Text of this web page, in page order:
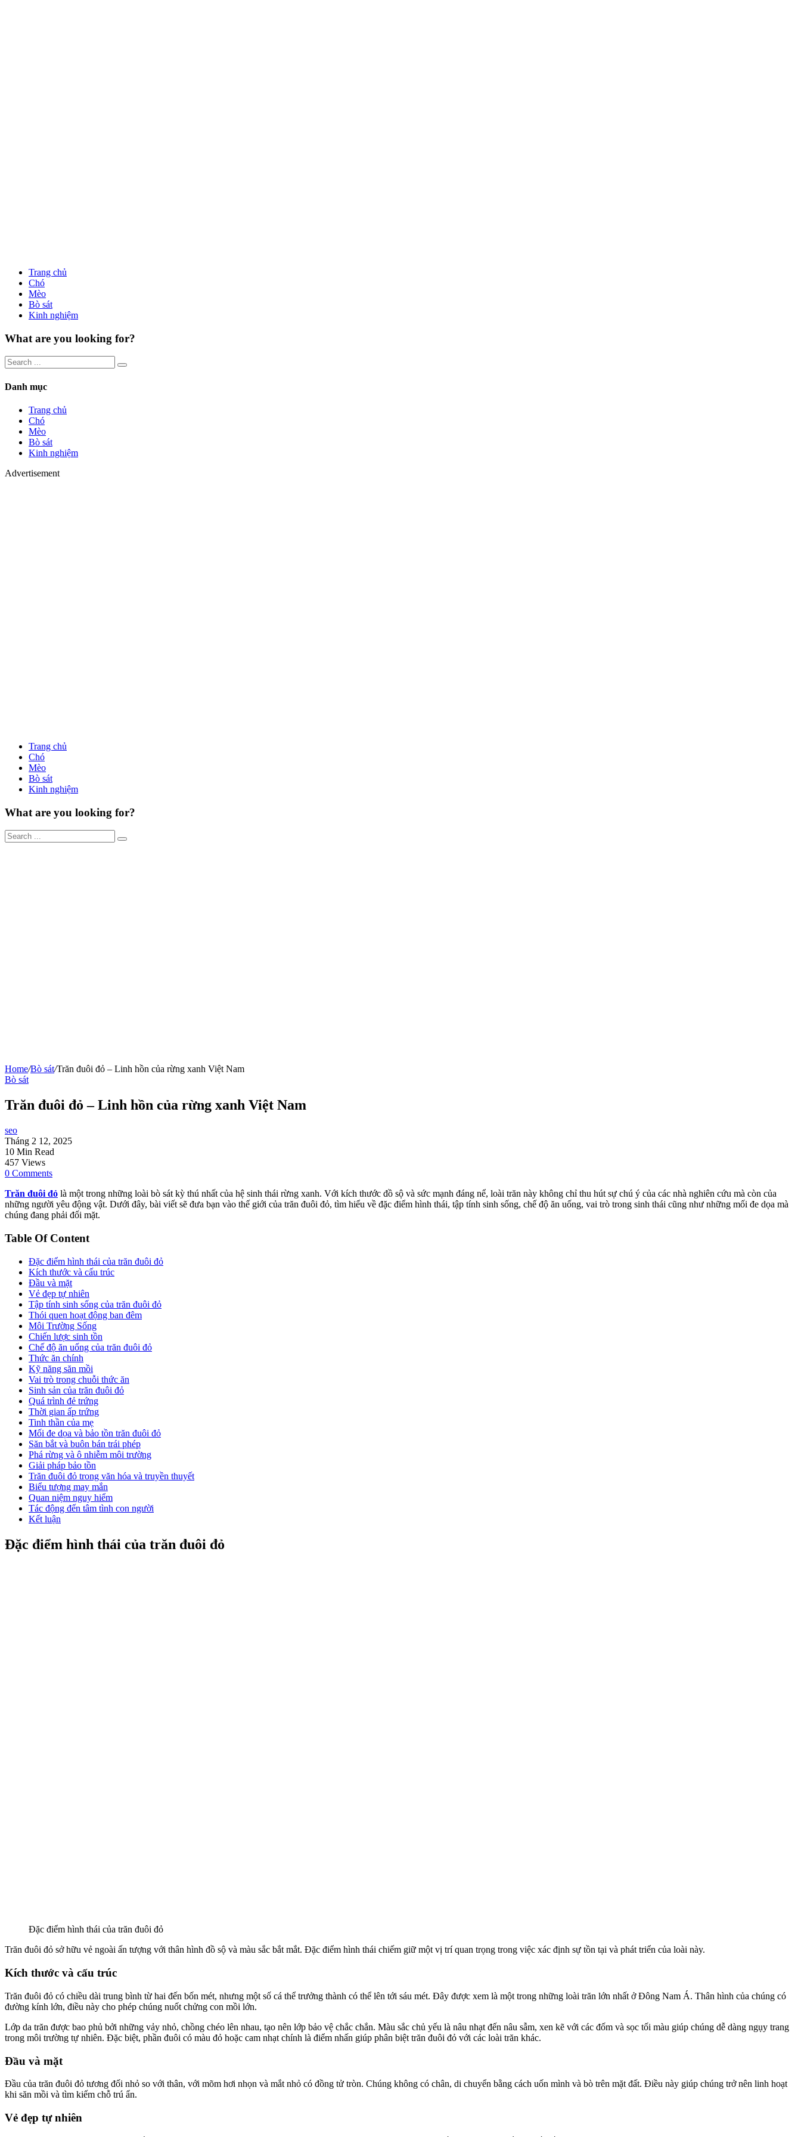
Trang chủ
Chó
Mèo
Bò sát
Kinh nghiệm
What are you looking for?
Danh mục
Trang chủ
Chó
Mèo
Bò sát
Kinh nghiệm
Advertisement
Trang chủ
Chó
Mèo
Bò sát
Kinh nghiệm
What are you looking for?
Home/Bò sát/Trăn đuôi đỏ – Linh hồn của rừng xanh Việt Nam
Bò sát
Trăn đuôi đỏ – Linh hồn của rừng xanh Việt Nam
seo
Tháng 2 12, 2025
10 Min Read
457 Views
0 Comments
Trăn đuôi đỏ là một trong những loài bò sát kỳ thú nhất của hệ sinh thái rừng xanh. Với kích thước đồ sộ và sức mạnh đáng nể, loài trăn này không chỉ thu hút sự chú ý của các nhà nghiên cứu mà còn của
những người yêu động vật. Dưới đây, bài viết sẽ đưa bạn vào thế giới của trăn đuôi đỏ, tìm hiểu về đặc điểm hình thái, tập tính sinh sống, chế độ ăn uống, vai trò trong sinh thái cũng như những mối đe dọa mà
chúng đang phải đối mặt.
Table Of Content
Đặc điểm hình thái của trăn đuôi đỏ
Kích thước và cấu trúc
Đầu và mặt
Vẻ đẹp tự nhiên
Tập tính sinh sống của trăn đuôi đỏ
Thói quen hoạt động ban đêm
Môi Trường Sống
Chiến lược sinh tồn
Chế độ ăn uống của trăn đuôi đỏ
Thức ăn chính
Kỹ năng săn mồi
Vai trò trong chuỗi thức ăn
Sinh sản của trăn đuôi đỏ
Quá trình đẻ trứng
Thời gian ấp trứng
Tinh thần của mẹ
Mối đe dọa và bảo tồn trăn đuôi đỏ
Săn bắt và buôn bán trái phép
Phá rừng và ô nhiễm môi trường
Giải pháp bảo tồn
Trăn đuôi đỏ trong văn hóa và truyền thuyết
Biểu tượng may mắn
Quan niệm nguy hiểm
Tác động đến tâm tình con người
Kết luận
Đặc điểm hình thái của trăn đuôi đỏ
Đặc điểm hình thái của trăn đuôi đỏ
Trăn đuôi đỏ sở hữu vẻ ngoài ấn tượng với thân hình đồ sộ và màu sắc bắt mắt. Đặc điểm hình thái chiếm giữ một vị trí quan trọng trong việc xác định sự tồn tại và phát triển của loài này.
Kích thước và cấu trúc
Trăn đuôi đỏ có chiều dài trung bình từ hai đến bốn mét, nhưng một số cá thể trưởng thành có thể lên tới sáu mét. Đây được xem là một trong những loài trăn lớn nhất ở Đông Nam Á. Thân hình của chúng có
đường kính lớn, điều này cho phép chúng nuốt chửng con mồi lớn.
Lớp da trăn được bao phủ bởi những vảy nhỏ, chồng chéo lên nhau, tạo nên lớp bảo vệ chắc chắn. Màu sắc chủ yếu là nâu nhạt đến nâu sẫm, xen kẽ với các đốm và sọc tối màu giúp chúng dễ dàng ngụy trang
trong môi trường tự nhiên. Đặc biệt, phần đuôi có màu đỏ hoặc cam nhạt chính là điểm nhấn giúp phân biệt trăn đuôi đỏ với các loài trăn khác.
Đầu và mặt
Đầu của trăn đuôi đỏ tương đối nhỏ so với thân, với mõm hơi nhọn và mắt nhỏ có đồng tử tròn. Chúng không có chân, di chuyển bằng cách uốn mình và bò trên mặt đất. Điều này giúp chúng trở nên linh hoạt
khi săn mồi và tìm kiếm chỗ trú ẩn.
Vẻ đẹp tự nhiên